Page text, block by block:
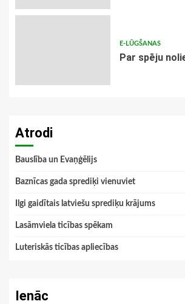
E-LŪGŠANAS
Par spēju
Atrodi
Bauslība un Evaņģēlijs
Baznīcas gada sprediķi vienuviet
Ilgi gaidītais latviešu sprediķu krājums
Lasāmviela ticības spēkam
Luteriskās ticības apliecības
Ienāc